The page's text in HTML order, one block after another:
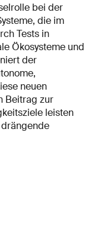
bei der
die im
Tests in
Ökosysteme und
der
neuen
Beitrag zur
leisten